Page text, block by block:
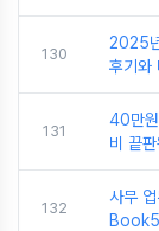
130
2025
후기와
131
40만
비 끝
132
사무
Book5